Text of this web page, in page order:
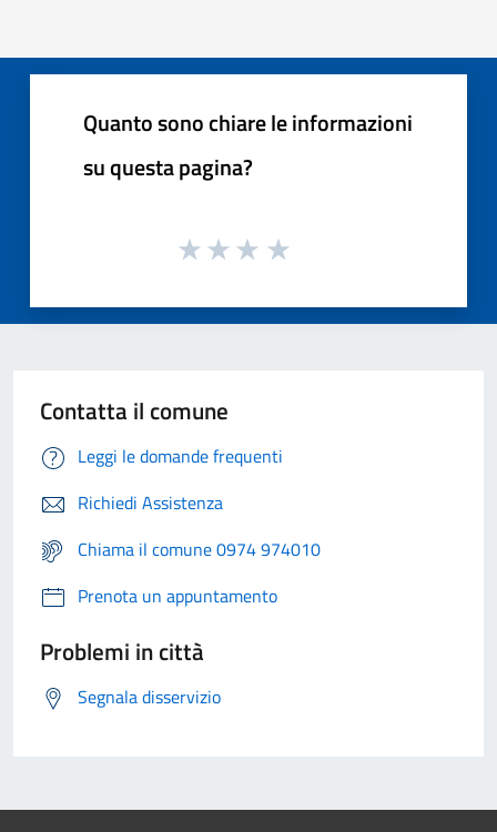
Quanto sono chiare le informazioni
su questa pagina?
Contatta il comune
Leggi le domande frequenti
Richiedi Assistenza
Chiama il comune 0974 974010
Prenota un appuntamento
Problemi in città
Segnala disservizio